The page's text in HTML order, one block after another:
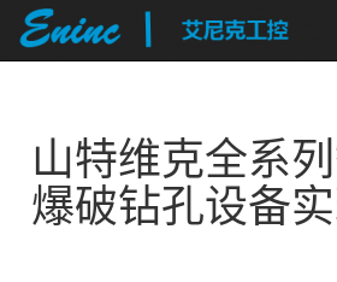
山特维克全系
爆破钻孔设备